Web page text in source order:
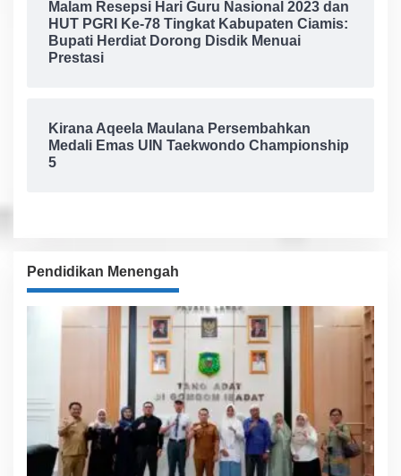
Malam Resepsi Hari Guru Nasional 2023 dan
HUT PGRI Ke-78 Tingkat Kabupaten Ciamis:
Bupati Herdiat Dorong Disdik Menuai
Prestasi
Kirana Aqeela Maulana Persembahkan
Medali Emas UIN Taekwondo Championship
5
Pendidikan Menengah